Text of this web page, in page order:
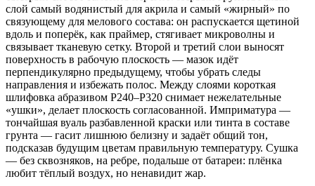
слой самый водянистый для акрила и самый «жирный» по
связующему для мелового состава: он распускается щетиной
вдоль и поперёк, как праймер, стягивает микроволны и
связывает тканевую сетку. Второй и третий слои выносят
поверхность в рабочую плоскость — мазок идёт
перпендикулярно предыдущему, чтобы убрать следы
направления и избежать полос. Между слоями короткая
шлифовка абразивом P240–P320 снимает нежелательные
«ушки», делает плоскость согласованной. Имприматура —
тончайшая вуаль разбавленной краски или тинта в составе
грунта — гасит лишнюю белизну и задаёт общий тон,
подсказав будущим цветам правильную температуру. Сушка
— без сквозняков, на ребре, подальше от батареи: плёнка
любит тёплый воздух, но ненавидит жар.